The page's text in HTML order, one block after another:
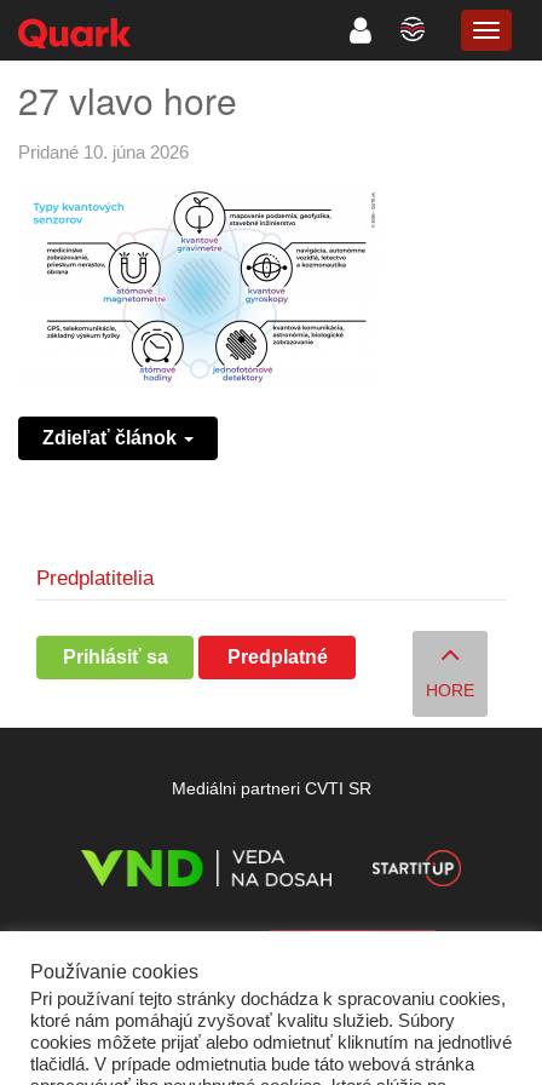
27 vlavo hore
Pridané 10. júna 2026
Zdieľať článok
Predplatitelia
Prihlásiť sa Predplatné
HORE
Mediálni partneri CVTI SR
Používanie cookies
Pri používaní tejto stránky dochádza k spracovaniu cookies,
ktoré nám pomáhajú zvyšovať kvalitu služieb. Súbory
cookies môžete prijať alebo odmietnuť kliknutím na jednotlivé
tlačidlá. V prípade odmietnutia bude táto webová stránka